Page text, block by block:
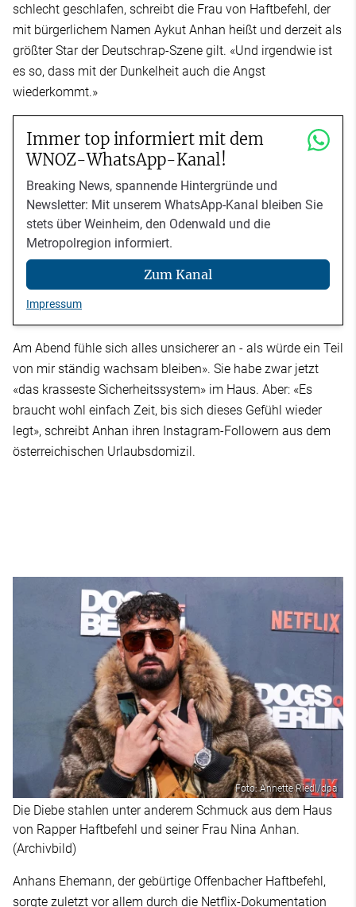
schlecht geschlafen, schreibt die Frau von Haftbefehl, der
mit bürgerlichem Namen Aykut Anhan heißt und derzeit als
größter Star der Deutschrap-Szene gilt. «Und irgendwie ist
es so, dass mit der Dunkelheit auch die Angst
wiederkommt.»
Immer top informiert mit dem
WNOZ-WhatsApp-Kanal!
Breaking News, spannende Hintergründe und
Newsletter: Mit unserem WhatsApp-Kanal bleiben Sie
stets über Weinheim, den Odenwald und die
Metropolregion informiert.
Zum Kanal
Impressum
Am Abend fühle sich alles unsicherer an - als würde ein Teil
von mir ständig wachsam bleiben». Sie habe zwar jetzt
«das krasseste Sicherheitssystem» im Haus. Aber: «Es
braucht wohl einfach Zeit, bis sich dieses Gefühl wieder
legt», schreibt Anhan ihren Instagram-Followern aus dem
österreichischen Urlaubsdomizil.
Foto: Annette Riedl/dpa
Die Diebe stahlen unter anderem Schmuck aus dem Haus
von Rapper Haftbefehl und seiner Frau Nina Anhan.
(Archivbild)
Anhans Ehemann, der gebürtige Offenbacher Haftbefehl,
sorgte zuletzt vor allem durch die Netflix-Dokumentation